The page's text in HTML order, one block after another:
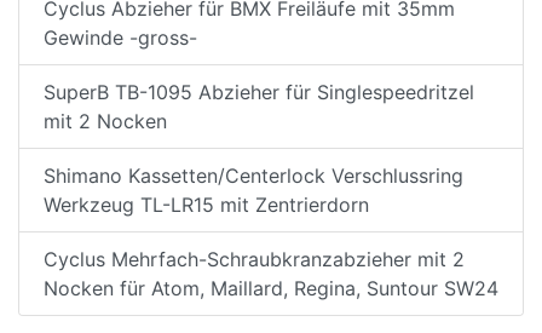
Cyclus Abzieher für BMX Freiläufe mit 35mm
Gewinde -gross-
SuperB TB-1095 Abzieher für Singlespeedritzel
mit 2 Nocken
Shimano Kassetten/Centerlock Verschlussring
Werkzeug TL-LR15 mit Zentrierdorn
Cyclus Mehrfach-Schraubkranzabzieher mit 2
Nocken für Atom, Maillard, Regina, Suntour SW24